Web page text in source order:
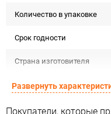
Количество в упаковке
Срок годности
Страна изготовителя
Предназначение товара
Сертификация
Развернуть
Покупатели, которые